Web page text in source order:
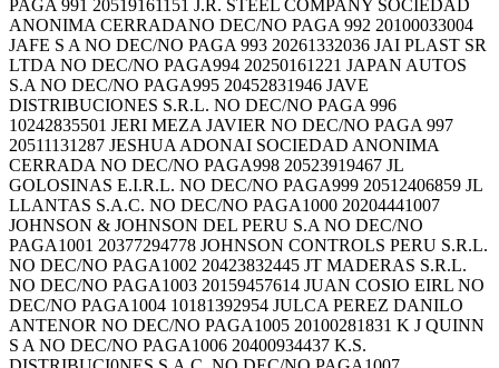
PAGA 991 20519161151 J.R. STEEL COMPANY SOCIEDAD
ANONIMA CERRADANO DEC/NO PAGA 992 20100033004
JAFE S A NO DEC/NO PAGA 993 20261332036 JAI PLAST SR
LTDA NO DEC/NO PAGA994 20250161221 JAPAN AUTOS
S.A NO DEC/NO PAGA995 20452831946 JAVE
DISTRIBUCIONES S.R.L. NO DEC/NO PAGA 996
10242835501 JERI MEZA JAVIER NO DEC/NO PAGA 997
20511131287 JESHUA ADONAI SOCIEDAD ANONIMA
CERRADA NO DEC/NO PAGA998 20523919467 JL
GOLOSINAS E.I.R.L. NO DEC/NO PAGA999 20512406859 JL
LLANTAS S.A.C. NO DEC/NO PAGA1000 20204441007
JOHNSON & JOHNSON DEL PERU S.A NO DEC/NO
PAGA1001 20377294778 JOHNSON CONTROLS PERU S.R.L.
NO DEC/NO PAGA1002 20423832445 JT MADERAS S.R.L.
NO DEC/NO PAGA1003 20159457614 JUAN COSIO EIRL NO
DEC/NO PAGA1004 10181392954 JULCA PEREZ DANILO
ANTENOR NO DEC/NO PAGA1005 20100281831 K J QUINN
S A NO DEC/NO PAGA1006 20400934437 K.S.